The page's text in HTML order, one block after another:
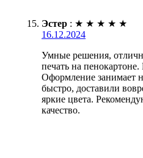
Эстер : ★ ★ ★ ★ ★
16.12.2024
Умные решения,
печать на
Оформление занимает
быстро, доставили
яркие цвета.
качество.